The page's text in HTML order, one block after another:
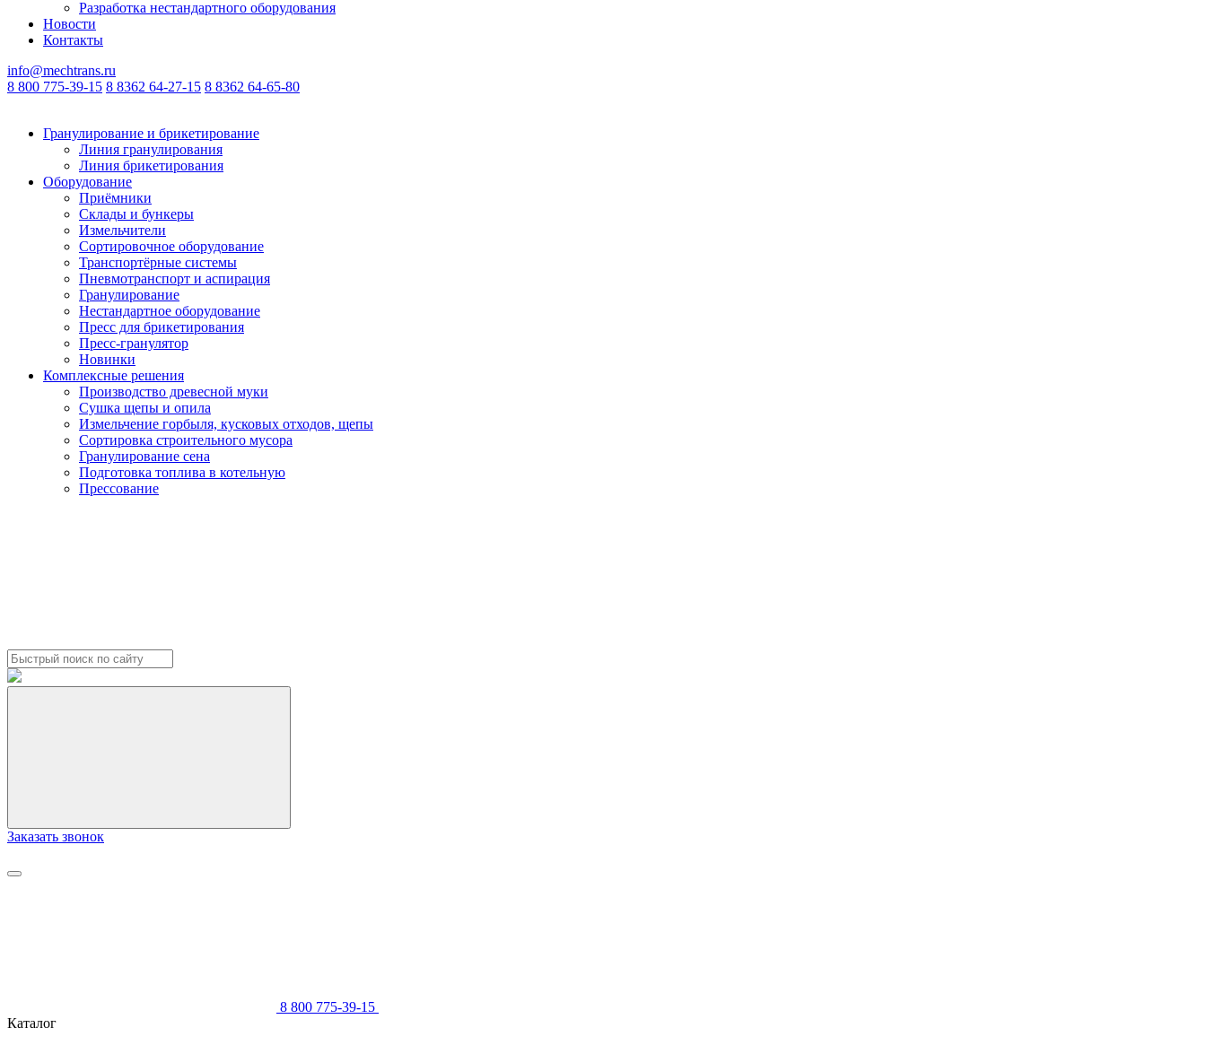
Разработка нестандартного оборудования
Новости
Контакты
info@mechtrans.ru
8 800 775-39-15 8 8362 64-27-15 8 8362 64-65-80
Гранулирование и брикетирование
Линия гранулирования
Линия брикетирования
Оборудование
Приёмники
Склады и бункеры
Измельчители
Сортировочное оборудование
Транспортёрные системы
Пневмотранспорт и аспирация
Гранулирование
Нестандартное оборудование
Пресс для брикетирования
Пресс-гранулятор
Новинки
Комплексные решения
Производство древесной муки
Сушка щепы и опила
Измельчение горбыля, кусковых отходов, щепы
Сортировка строительного мусора
Гранулирование сена
Подготовка топлива в котельную
Прессование
Заказать звонок
8 800 775-39-15
Каталог